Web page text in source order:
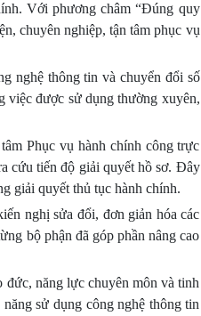
Với phương châm “Đúng quy
chuyên nghiệp, tận tâm phục vụ
nghệ thông tin và chuyển đổi số
việc được sử dụng thường xuyên,
Phục vụ hành chính công trực
cứu tiến độ giải quyết hồ sơ. Đây
giải quyết thủ tục hành chính.
nghị sửa đổi, đơn giản hóa các
bộ phận đã góp phần nâng cao
năng lực chuyên môn và tinh
sử dụng công nghệ thông tin